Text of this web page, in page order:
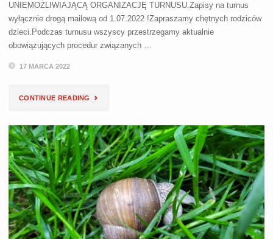
UNIEMOŻLIWIAJĄCĄ ORGANIZACJĘ TURNUSU.Zapisy na turnus
wyłącznie drogą mailową od 1.07.2022 !Zapraszamy chętnych rodziców
dzieci.Podczas turnusu wszyscy przestrzegamy aktualnie
obowiązujących procedur związanych …
17 MARCA 2022
CONTINUE READING "AUTORSKI
DLA
RODZIN
DZIECI
Z
IMPLANTAMI